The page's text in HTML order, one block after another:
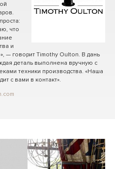
что
и
— говорит Timothy Oulton. В дань
деталь выполнена вручную с
техники производства. «Наша
с вами в контакт».